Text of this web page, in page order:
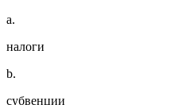
a.
налоги
b.
субвенции